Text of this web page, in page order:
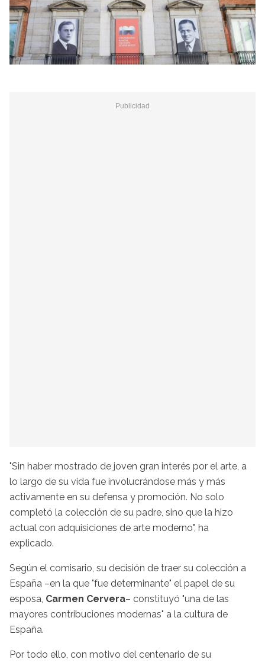
"Sin haber mostrado de joven gran interés por el arte, a
lo largo de su vida fue involucrándose más y más
activamente en su defensa y promoción. No solo
completó la colección de su padre, sino que la hizo
actual con adquisiciones de arte moderno", ha
explicado.
Según el comisario, su decisión de traer su colección a
España –en la que "fue determinante" el papel de su
esposa, Carmen Cervera– constituyó "una de las
mayores contribuciones modernas" a la cultura de
España.
Por todo ello, con motivo del centenario de su